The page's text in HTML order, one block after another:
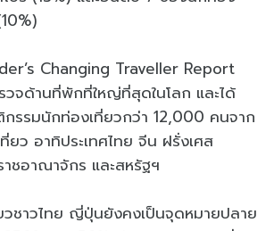
Changing Traveller Report
วจด้านที่พักที่ใหญ่ที่สุดในโลก และได้
รรมนักท่องเที่ยวกว่า 12,000 คนจาก
ยว อาทิประเทศไทย จีน ฝรั่งเศส
ชอาณาจักร และสหรัฐฯ
วชาวไทย ญี่ปุ่นยังคงเป็นจุดหมายปลาย